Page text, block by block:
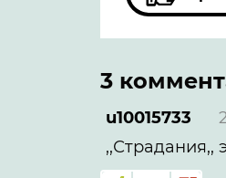
3
u10015733
,,Страдания,,